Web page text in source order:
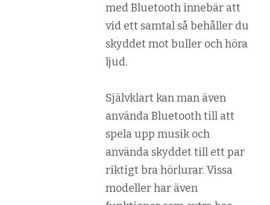
med Bluetooth innebär att
vid ett samtal så behåller du
skyddet mot buller och höra
ljud.
Självklart kan man även
använda Bluetooth till att
spela upp musik och
använda skyddet till ett par
riktigt bra hörlurar. Vissa
modeller har även